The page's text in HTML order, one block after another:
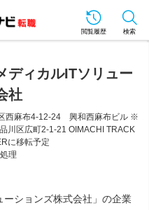
閲覧履歴 検索
ディカルITソリュー
社
西麻布4-12-24 興和西麻布ビル ※
川区広町2-1-21 OIMACHI TRACK
に移転予定
理
ーションズ株式会社」の企業